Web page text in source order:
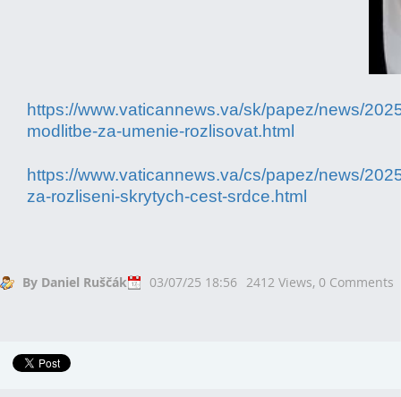
https://www.vaticannews.va/sk/papez/news/
modlitbe-za-umenie-rozlisovat.html
https://www.vaticannews.va/cs/papez/news/
za-rozliseni-skrytych-cest-srdce.html
By Daniel Ruščák 03/07/25 18:56 2412 Views, 0 Comments